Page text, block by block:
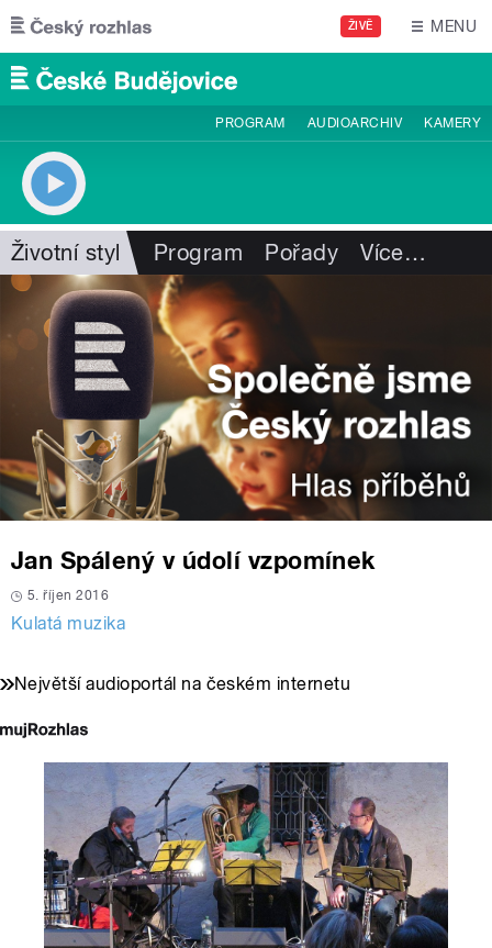
Přejít k hlavnímu obsahu
ŽIVĚ MENU
PROGRAM AUDIOARCHIV KAMERY
Životní styl Program Pořady Více…
Jan Spálený v údolí vzpomínek
5. říjen 2016
Kulatá muzika
Největší audioportál na českém internetu